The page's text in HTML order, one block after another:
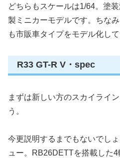
どちらもスケールは1/64。塗
製ミニカーモデルです。ちな
も市販車タイプをモデル化して
R33 GT-R V・spec
まずは新しい方のスカイライ
う。
今更説明するまでもないでし
ュー。RB26DETTを搭載した